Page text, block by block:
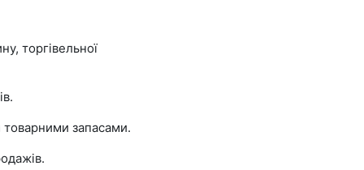
торгівельної
товарними запасами.